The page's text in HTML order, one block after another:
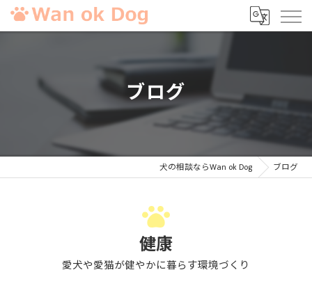
ブログ
犬の相談ならWan ok Dog ブログ
健康
愛犬や愛猫が健やかに暮らす環境づくり